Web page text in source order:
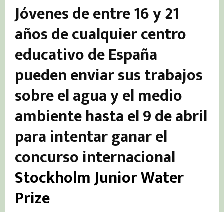
Jóvenes de entre 16 y 21
años de cualquier centro
educativo de España
pueden enviar sus trabajos
sobre el agua y el medio
ambiente hasta el 9 de abril
para intentar ganar el
concurso internacional
Stockholm Junior Water
Prize